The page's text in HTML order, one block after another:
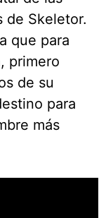
de Skeletor.
que para
primero
de su
para
más